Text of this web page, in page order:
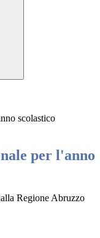
scolastico
per l'anno
Regione Abruzzo